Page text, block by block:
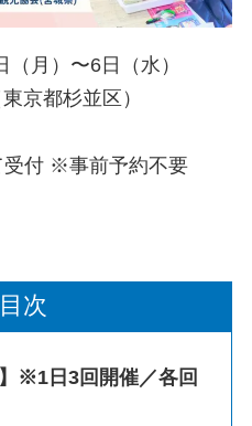
（月）〜6日（水）
京都杉並区）
受付 ※事前予約不要
目次
※1日3回開催／各回